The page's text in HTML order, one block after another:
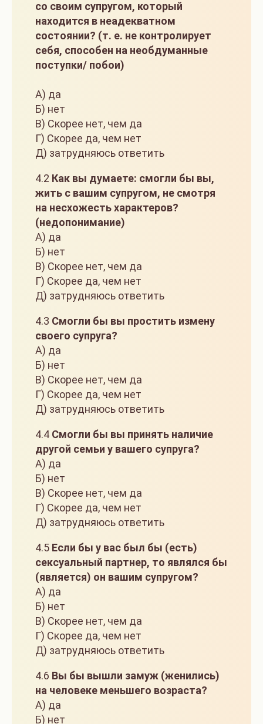
со своим супругом, который
находится в неадекватном
состоянии? (т. е. не контролирует
себя, способен на необдуманные
поступки/ побои)
А) да
Б) нет
В) Скорее нет, чем да
Г) Скорее да, чем нет
Д) затрудняюсь ответить
4.2 Как вы думаете: смогли бы вы,
жить с вашим супругом, не смотря
на несхожесть характеров?
(недопонимание)
А) да
Б) нет
В) Скорее нет, чем да
Г) Скорее да, чем нет
Д) затрудняюсь ответить
4.3 Смогли бы вы простить измену
своего супруга?
А) да
Б) нет
В) Скорее нет, чем да
Г) Скорее да, чем нет
Д) затрудняюсь ответить
4.4 Смогли бы вы принять наличие
другой семьи у вашего супруга?
А) да
Б) нет
В) Скорее нет, чем да
Г) Скорее да, чем нет
Д) затрудняюсь ответить
4.5 Если бы у вас был бы (есть)
сексуальный партнер, то являлся бы
(является) он вашим супругом?
А) да
Б) нет
В) Скорее нет, чем да
Г) Скорее да, чем нет
Д) затрудняюсь ответить
4.6 Вы бы вышли замуж (женились)
на человеке меньшего возраста?
А) да
Б) нет